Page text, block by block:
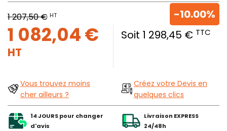
1 207,50 € HT
1 082,04 €
HT
Soit 1 298,45 € TTC
-10.00%
Vous trouvez moins
cher ailleurs ?
Créez votre Devis en
quelques clics
14 JOURS pour changer
d'avis
Livraison EXPRESS
24/48h